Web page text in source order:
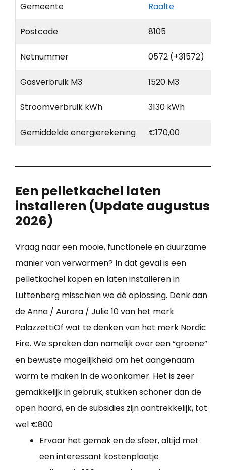
Gemeente Raalte
Postcode 8105
Netnummer 0572 (+31572)
Gasverbruik M3 1520 M3
Stroomverbruik kWh 3130 kWh
Gemiddelde energierekening €170,00
Een pelletkachel laten
installeren (Update augustus
2026)
Vraag naar een mooie, functionele en duurzame
manier van verwarmen? In dat geval is een
pelletkachel kopen en laten installeren in
Luttenberg misschien we dé oplossing. Denk aan
de Anna / Aurora / Julie 10 van het merk
PalazzettiOf wat te denken van het merk Nordic
Fire. We spreken dan namelijk over een “groene”
en bewuste mogelijkheid om het aangenaam
warm te maken in de woonkamer. Het is zeer
gemakkelijk in gebruik, stukken schoner dan de
open haard, en de subsidies zijn aantrekkelijk, tot
wel €800
Ervaar het gemak en de sfeer, altijd met
een interessant kostenplaatje